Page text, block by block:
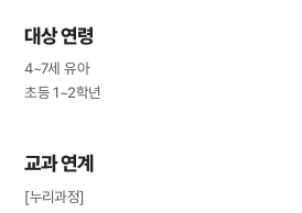
대상 연령
4~7세 유아
초등 1~2학년
교과 연계
[누리과정]